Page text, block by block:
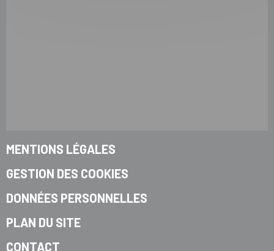
MENTIONS LÉGALES
GESTION DES COOKIES
DONNÉES PERSONNELLES
PLAN DU SITE
CONTACT